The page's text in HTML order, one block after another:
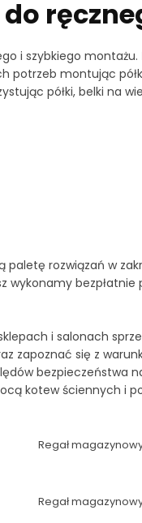
i szybkiego montażu.
potrzeb montując
półki, belki na
paletę rozwiązań w
i salonach
zapoznać się z
bezpieczeństwa
kotew ściennych i